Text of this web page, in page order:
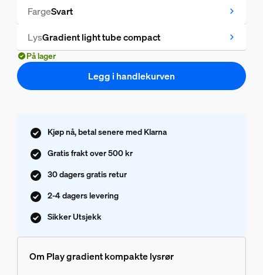
FargeSvart
LysGradient light tube compact
På lager
Legg i handlekurven
Kjøp nå, betal senere med Klarna
Gratis frakt over 500 kr
30 dagers gratis retur
2-4 dagers levering
Sikker Utsjekk
Om Play gradient kompakte lysrør